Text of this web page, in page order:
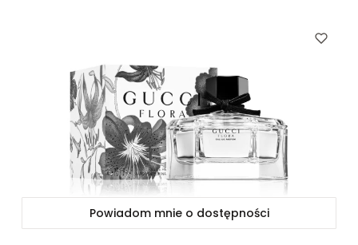
Powiadom mnie o dostępności